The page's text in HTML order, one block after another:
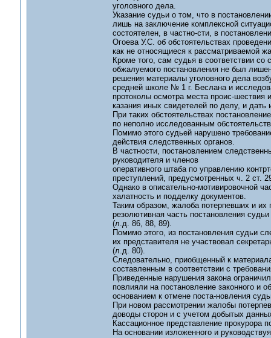
уголовного дела.
Указание судьи о том, что в
лишь на заключение комплексной
состоятелен, в частно-сти, в
Огоева У.С. об обстоятельствах
как не относящиеся к рассматриваемой
Кроме того, сам судья в соответствии
обжалуемого постановления не был
решения материалы уголовного дела
средней школе № 1 г. Беслана и
протоколы осмотра места проис-шествия
казания иных свидетелей по делу, и дать
При таких обстоятельствах
по неполно исследованным
Помимо этого судьей нарушено
действия следственных органов.
В частности, постановлением
руководителя и членов
оперативного штаба по управлению
преступлений, предусмотренных ч. 2 ст.
Однако в описательно-мотивировочной
халатность и подделку документов.
Таким образом, жалоба потерпевших и
резолютивная часть постановления
(л.д. 86, 88, 89).
Помимо этого, из постановления судьи
их представителя не участвовал
(л.д. 80).
Следовательно, приобщенный к
составленным в соответствии с
Приведенные нарушения закона
повлияли на постановление законного и
основанием к отмене поста-новления
При новом рассмотрении жалобы
доводы сторон и с учетом добытых
Кассационное представление прокурора
На основании изложенного и